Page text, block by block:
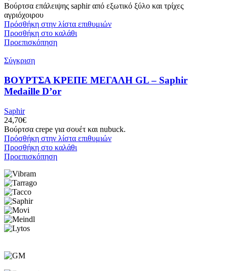
Βούρτσα επάλειψης saphir από εξωτικό ξύλο και τρίχες
αγριόχοιρου
Πρόσθήκη στην λίστα επιθυμιών
Προσθήκη στο καλάθι
Προεπισκόπηση
Σύγκριση
ΒΟΥΡΤΣΑ ΚΡΕΠΕ ΜΕΓΑΛΗ GL – Saphir
Medaille D’or
Saphir
24,70€
Βούρτσα crepe για σουέτ και nubuck.
Πρόσθήκη στην λίστα επιθυμιών
Προσθήκη στο καλάθι
Προεπισκόπηση